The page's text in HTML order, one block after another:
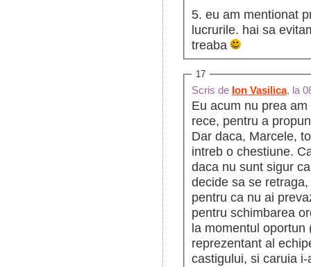
5. eu am mentionat
lucrurile. hai sa
treaba
17
Scris de Ion Vasilica, la
Eu acum nu prea
rece, pentru a
Dar daca, Marcele,
intreb o chestiune.
daca nu sunt sigur
decide sa se
pentru ca nu ai
pentru schimbarea
la momentul oportun
reprezentant al
castigului, si caruia